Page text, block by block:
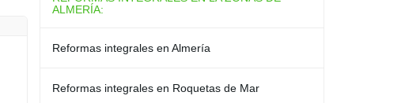
ALMERÍA:
Reformas integrales en Almería
Reformas integrales en Roquetas de Mar